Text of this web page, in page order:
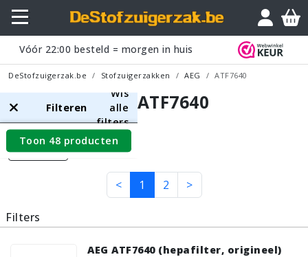
Vóór 22:00 besteld = morgen in huis
DeStofzuigerzak.be Stofzuigerzakken AEG ATF7640
AEG ATF7640
Filters
< 1 2 >
Filteren
Wis
alle
filters
Toon 48 producten
Filters
AEG ATF7640 (hepafilter, origineel)